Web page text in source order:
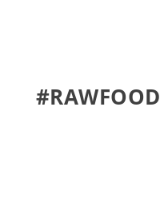
#RAWFOOD